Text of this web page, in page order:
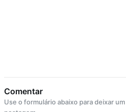
Comentar
Use o formulário abaixo para deixar